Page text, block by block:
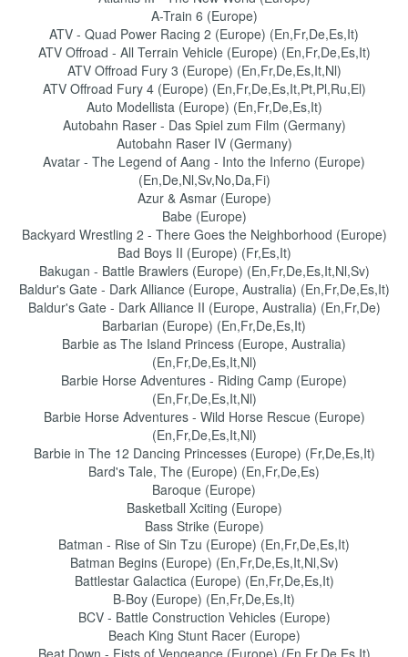
A-Train 6 (Europe)
ATV - Quad Power Racing 2 (Europe) (En,Fr,De,Es,It)
ATV Offroad - All Terrain Vehicle (Europe) (En,Fr,De,Es,It)
ATV Offroad Fury 3 (Europe) (En,Fr,De,Es,It,Nl)
ATV Offroad Fury 4 (Europe) (En,Fr,De,Es,It,Pt,Pl,Ru,El)
Auto Modellista (Europe) (En,Fr,De,Es,It)
Autobahn Raser - Das Spiel zum Film (Germany)
Autobahn Raser IV (Germany)
Avatar - The Legend of Aang - Into the Inferno (Europe)
(En,De,Nl,Sv,No,Da,Fi)
Azur & Asmar (Europe)
Babe (Europe)
Backyard Wrestling 2 - There Goes the Neighborhood (Europe)
Bad Boys II (Europe) (Fr,Es,It)
Bakugan - Battle Brawlers (Europe) (En,Fr,De,Es,It,Nl,Sv)
Baldur's Gate - Dark Alliance (Europe, Australia) (En,Fr,De,Es,It)
Baldur's Gate - Dark Alliance II (Europe, Australia) (En,Fr,De)
Barbarian (Europe) (En,Fr,De,Es,It)
Barbie as The Island Princess (Europe, Australia)
(En,Fr,De,Es,It,Nl)
Barbie Horse Adventures - Riding Camp (Europe)
(En,Fr,De,Es,It,Nl)
Barbie Horse Adventures - Wild Horse Rescue (Europe)
(En,Fr,De,Es,It,Nl)
Barbie in The 12 Dancing Princesses (Europe) (Fr,De,Es,It)
Bard's Tale, The (Europe) (En,Fr,De,Es)
Baroque (Europe)
Basketball Xciting (Europe)
Bass Strike (Europe)
Batman - Rise of Sin Tzu (Europe) (En,Fr,De,Es,It)
Batman Begins (Europe) (En,Fr,De,Es,It,Nl,Sv)
Battlestar Galactica (Europe) (En,Fr,De,Es,It)
B-Boy (Europe) (En,Fr,De,Es,It)
BCV - Battle Construction Vehicles (Europe)
Beach King Stunt Racer (Europe)